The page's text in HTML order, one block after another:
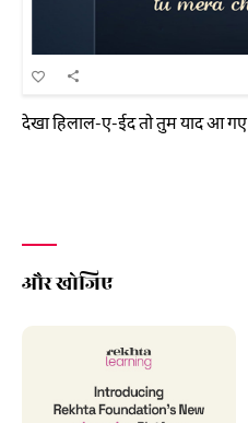
देखा हिलाल-ए-ईद तो तुम याद आ गए
और खोजिए